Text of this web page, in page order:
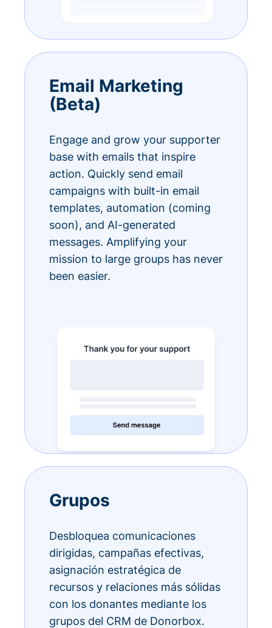
Email Marketing
(Beta)
Engage and grow your supporter
base with emails that inspire
action. Quickly send email
campaigns with built-in email
templates, automation (coming
soon), and AI-generated
messages. Amplifying your
mission to large groups has never
been easier.
Grupos
Desbloquea comunicaciones
dirigidas, campañas efectivas,
asignación estratégica de
recursos y relaciones más sólidas
con los donantes mediante los
grupos del CRM de Donorbox.